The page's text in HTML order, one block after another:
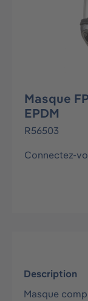
Masque
EPDM
R56503
Connectez-
Description
Masque